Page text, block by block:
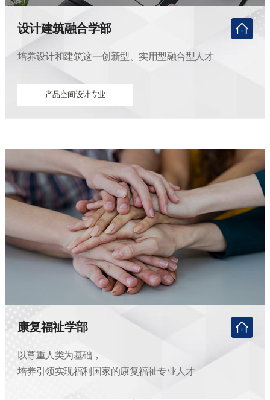
设计建筑融合学部
培养设计和建筑这一创新型、实用型融合型人才
产品空间设计专业
康复福祉学部
以尊重人类为基础，
培养引领实现福利国家的康复福祉专业人才